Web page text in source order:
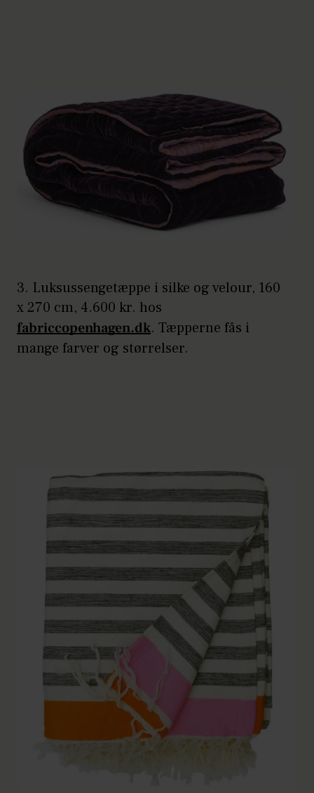
3. Luksussengetæppe i silke og velour, 160
x 270 cm, 4.600 kr. hos
fabriccopenhagen.dk. Tæpperne fås i
mange farver og størrelser.